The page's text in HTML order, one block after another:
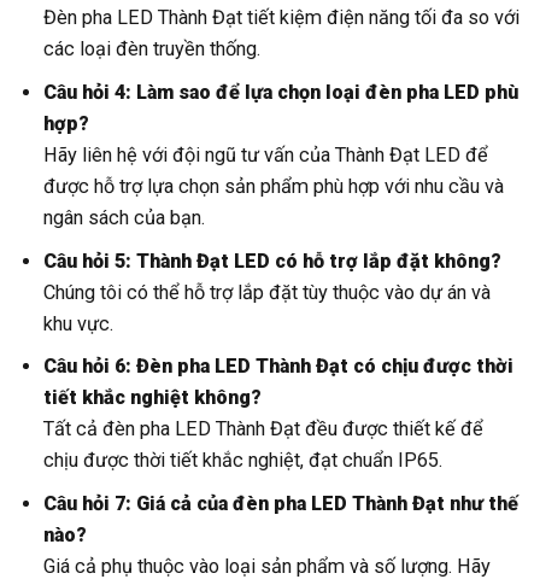
Đèn pha LED Thành Đạt tiết kiệm điện năng tối đa so với
các loại đèn truyền thống.
Câu hỏi 4: Làm sao để lựa chọn loại đèn pha LED phù
hợp?
Hãy liên hệ với đội ngũ tư vấn của Thành Đạt LED để
được hỗ trợ lựa chọn sản phẩm phù hợp với nhu cầu và
ngân sách của bạn.
Câu hỏi 5: Thành Đạt LED có hỗ trợ lắp đặt không?
Chúng tôi có thể hỗ trợ lắp đặt tùy thuộc vào dự án và
khu vực.
Câu hỏi 6: Đèn pha LED Thành Đạt có chịu được thời
tiết khắc nghiệt không?
Tất cả đèn pha LED Thành Đạt đều được thiết kế để
chịu được thời tiết khắc nghiệt, đạt chuẩn IP65.
Câu hỏi 7: Giá cả của đèn pha LED Thành Đạt như thế
nào?
Giá cả phụ thuộc vào loại sản phẩm và số lượng. Hãy